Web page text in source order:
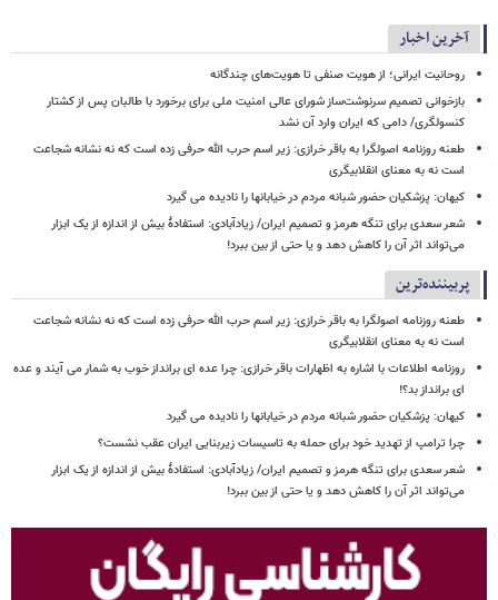
آخرین اخبار
روحانیت ایرانی؛ از هویت صنفی تا هویت‌های چندگانه
بازخوانی تصمیم سرنوشت‌ساز شورای عالی امنیت ملی برای برخورد با طالبان پس از کشتار
کنسولگری/ دامی که ایران وارد آن نشد
طعنه روزنامه اصولگرا به باقر خرازی: زیر اسم حرب الله حرفی زده است که نه نشانه شجاعت
است نه به معنای انقلابیگری
کیهان: پزشکیان حضور شبانه مردم در خیابانها را نادیده می گیرد
شعر سعدی برای تنگه هرمز و تصمیم ایران/ زیادآبادی: استفادهٔ بیش از اندازه از یک ابزار
می‌تواند اثر آن را کاهش دهد و یا حتی از بین ببرد!
پربیننده‌ترین
طعنه روزنامه اصولگرا به باقر خرازی: زیر اسم حرب الله حرفی زده است که نه نشانه شجاعت
است نه به معنای انقلابیگری
روزنامه اطلاعات با اشاره به اظهارات باقر خرازی: چرا عده ای برانداز خوب به شمار می آیند و عده
ای برانداز بد؟!
کیهان: پزشکیان حضور شبانه مردم در خیابانها را نادیده می گیرد
چرا ترامپ از تهدید خود برای حمله به تاسیسات زیربنایی ایران عقب نشست؟
شعر سعدی برای تنگه هرمز و تصمیم ایران/ زیادآبادی: استفادهٔ بیش از اندازه از یک ابزار
می‌تواند اثر آن را کاهش دهد و یا حتی از بین ببرد!